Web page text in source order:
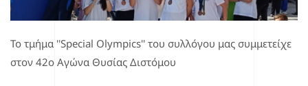
Το τμήμα ''Special Olympics'' του συλλόγου μας συμμετείχε
στον 42ο Αγώνα Θυσίας Διστόμου